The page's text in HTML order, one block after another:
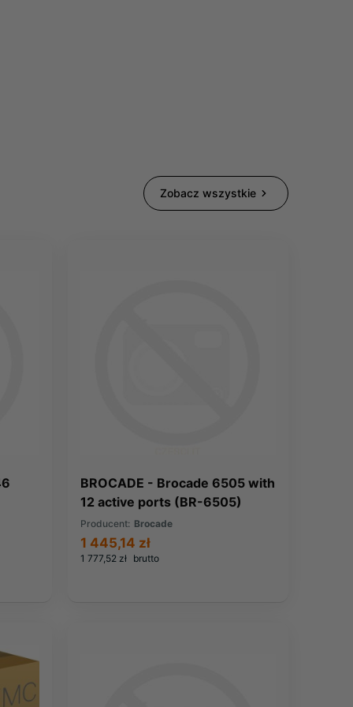
Zobacz wszystkie
BROCADE - Brocade 6505 with
12 active ports (BR-6505)
Producent: Brocade
1 777,52 zł brutto
1 445,14 zł